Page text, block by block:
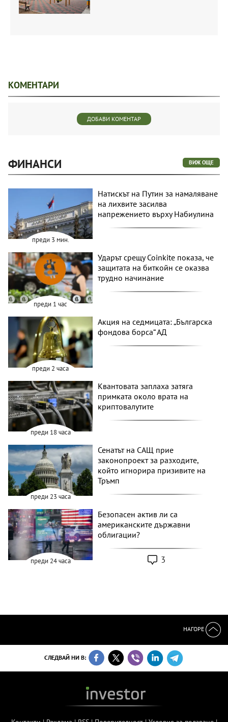
КОМЕНТАРИ
ДОБАВИ КОМЕНТАР
ФИНАНСИ ВИЖ ОЩЕ
преди 3 мин.
Натискът на Путин за намаляване
на лихвите засилва
напрежението върху Набиулина
преди 1 час
Ударът срещу Coinkite показа, че
защитата на биткойн се оказва
трудно начинание
преди 2 часа
Акция на седмицата: „Българска
фондова борса“ АД
преди 18 часа
Квантовата заплаха затяга
примката около врата на
криптовалутите
преди 23 часа
Сенатът на САЩ прие
законопроект за разходите,
който игнорира призивите на
Тръмп
преди 24 часа
Безопасен актив ли са
американските държавни
облигации?
3
НАГОРЕ
СЛЕДВАЙ НИ В: